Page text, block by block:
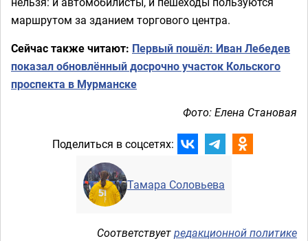
маршрутом за зданием торгового центра.
Сейчас также читают: Первый пошёл: Иван Лебедев
показал обновлённый досрочно участок Кольского
проспекта в Мурманске
Фото: Елена Становая
Поделиться в соцсетях:
Тамара Соловьева
Соответствуетредакционной политике